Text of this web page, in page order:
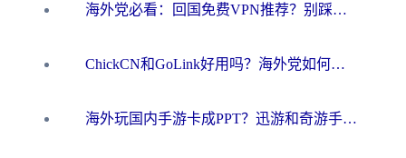
海外党必看：回国免费VPN推荐？别踩坑！教你选对加速器无缝刷国内资源
ChickCN和GoLink好用吗？海外党如何选对回国加速器
海外玩国内手游卡成PPT？迅游和奇游手游哪个好？一篇讲透回国加速器怎么选